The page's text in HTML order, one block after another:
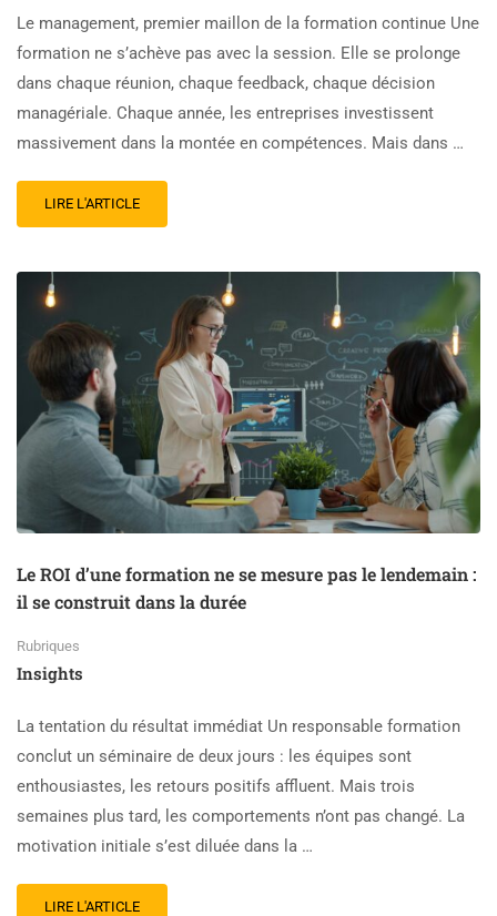
Le management, premier maillon de la formation continue Une
formation ne s’achève pas avec la session. Elle se prolonge
dans chaque réunion, chaque feedback, chaque décision
managériale. Chaque année, les entreprises investissent
massivement dans la montée en compétences. Mais dans …
LIRE L'ARTICLE
Le ROI d’une formation ne se mesure pas le lendemain :
il se construit dans la durée
Rubriques
Insights
La tentation du résultat immédiat Un responsable formation
conclut un séminaire de deux jours : les équipes sont
enthousiastes, les retours positifs affluent. Mais trois
semaines plus tard, les comportements n’ont pas changé. La
motivation initiale s’est diluée dans la …
LIRE L'ARTICLE